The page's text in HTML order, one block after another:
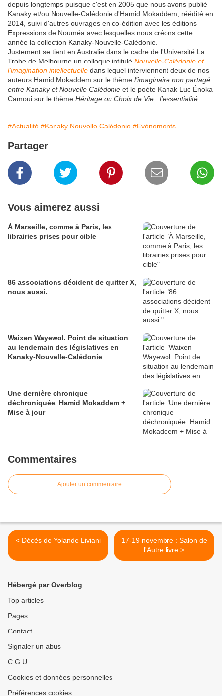
depuis longtemps puisque c'est en 2005 que nous avons publié
Kanaky et/ou Nouvelle-Calédonie d'Hamid Mokaddem, réédité en
2014, suivi d'autres ouvrages en co-édition avec les éditions
Expressions de Nouméa avec lesquelles nous créons cette
année la collection Kanaky-Nouvelle-Calédonie.
Justement se tient en Australie dans le cadre de l'Université La
Trobe de Melbourne un colloque intitulé Nouvelle-Calédonie et
l'imagination intellectuelle dans lequel interviennent deux de nos
auteurs Hamid Mokaddem sur le thème l’imaginaire non partagé
entre Kanaky et Nouvelle Calédonie et le poète Kanak Luc Énoka
Camoui sur le thème Héritage ou Choix de Vie : l’essentialité.
#Actualité #Kanaky Nouvelle Calédonie #Evènements
Partager
Vous aimerez aussi
À Marseille, comme à Paris, les
librairies prises pour cible
86 associations décident de quitter X,
nous aussi.
Waixen Wayewol. Point de situation
au lendemain des législatives en
Kanaky-Nouvelle-Calédonie
Une dernière chronique
déchroniquée. Hamid Mokaddem +
Mise à jour
Commentaires
Ajouter un commentaire
< Décès de Yolande Liviani
17-19 novembre : Salon de
l'Autre livre >
Hébergé par Overblog
Top articles
Pages
Contact
Signaler un abus
C.G.U.
Cookies et données personnelles
Préférences cookies